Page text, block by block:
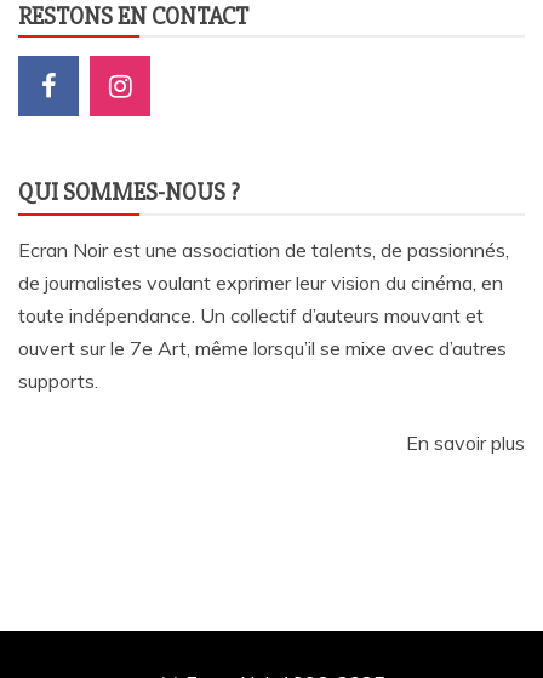
RESTONS EN CONTACT
QUI SOMMES-NOUS ?
Ecran Noir est une association de talents, de passionnés,
de journalistes voulant exprimer leur vision du cinéma, en
toute indépendance. Un collectif d’auteurs mouvant et
ouvert sur le 7e Art, même lorsqu’il se mixe avec d’autres
supports.
En savoir plus